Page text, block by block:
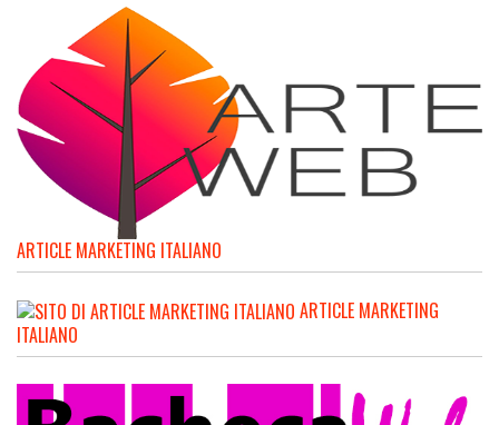
ARTICLE MARKETING ITALIANO
ARTICLE MARKETING
ITALIANO